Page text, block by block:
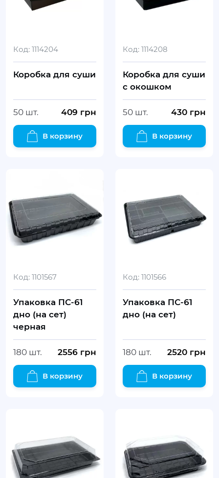
Код: 1114204
Коробка для суши
50 шт. 409 грн
В корзину
Код: 1114208
Коробка для суши
с окошком
50 шт. 430 грн
В корзину
Код: 1101567
Упаковка ПС-61
дно (на сет)
черная
180 шт. 2556 грн
В корзину
Код: 1101566
Упаковка ПС-61
дно (на сет)
180 шт. 2520 грн
В корзину